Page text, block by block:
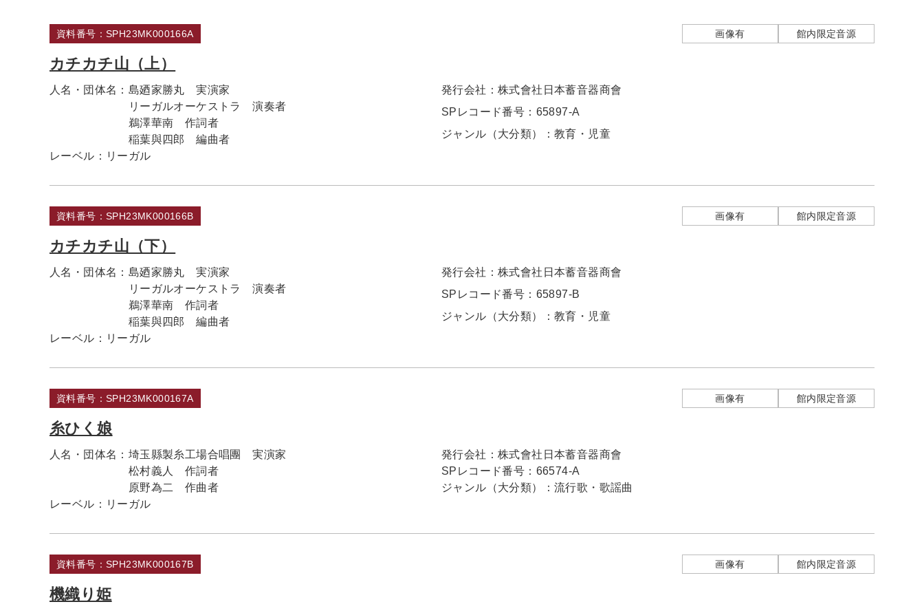
資料番号：SPH23MK000166A 画像有 館内限定音源
カチカチ山（上）
人名・団体名： 島廼家勝丸 実演家
リーガルオーケストラ 演奏者
鵜澤華南 作詞者
稲葉與四郎 編曲者
発行会社： 株式會社日本蓄音器商會
SPレコード番号： 65897-A
ジャンル（大分類）： 教育・児童
レーベル： リーガル
資料番号：SPH23MK000166B 画像有 館内限定音源
カチカチ山（下）
人名・団体名： 島廼家勝丸 実演家
リーガルオーケストラ 演奏者
鵜澤華南 作詞者
稲葉與四郎 編曲者
発行会社： 株式會社日本蓄音器商會
SPレコード番号： 65897-B
ジャンル（大分類）： 教育・児童
レーベル： リーガル
資料番号：SPH23MK000167A 画像有 館内限定音源
糸ひく娘
人名・団体名： 埼玉縣製糸工場合唱團 実演家
松村義人 作詞者
原野為二 作曲者
発行会社： 株式會社日本蓄音器商會
SPレコード番号： 66574-A
ジャンル（大分類）： 流行歌・歌謡曲
レーベル： リーガル
資料番号：SPH23MK000167B 画像有 館内限定音源
機織り姫